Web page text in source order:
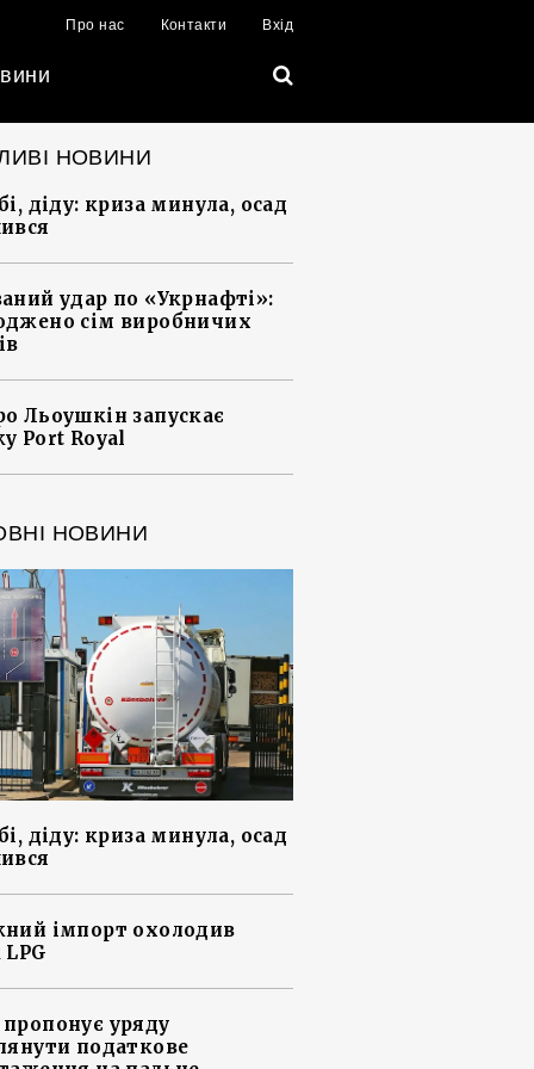
Про нас Контакти Вхід
НОВИНИ
діду: криза минула, осад
удар по «Укрнафті»:
сім виробничих
Льоушкін запускає
Port Royal
НОВИНИ
діду: криза минула, осад
імпорт охолодив
уряду
податкове